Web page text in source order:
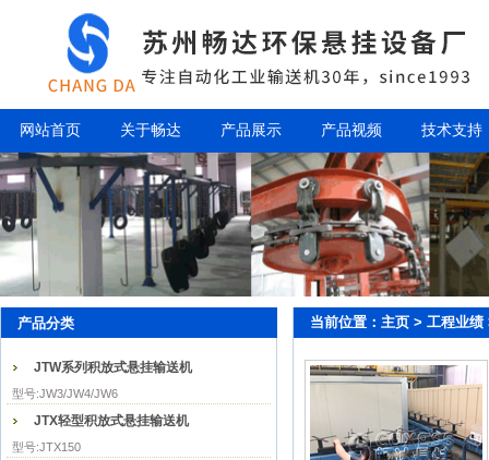
网站首页 关于畅达 产品展示 产品视频 技术支持
产品分类
JTW系列积放式悬挂输送机
型号:JW3/JW4/JW6
JTX轻型积放式悬挂输送机
型号:JTX150
当前位置： 主页 > 工程业绩